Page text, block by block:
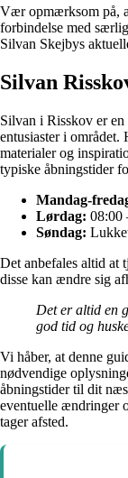
Vær opmærksom på,
forbindelse med
Silvan Skejbys
Silvan
Silvan i Risskov er
entusiaster i
materialer og
typiske åbningstider
Mandag-
Lørdag: 08:00
Søndag:
Det anbefales altid at
disse kan ændre sig
Det er altid en
god tid og
Vi håber, at denne
nødvendige
åbningstider til dit
eventuelle ændringer
tager afsted.